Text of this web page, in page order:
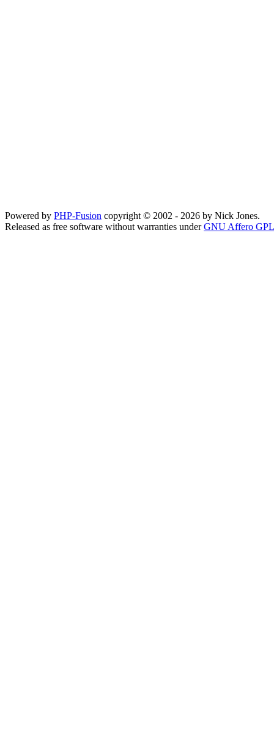
Powered by PHP-Fusion copyright © 2002 - 2026 by Nick Jones.
Released as free software without warranties underGNU Affero GPL